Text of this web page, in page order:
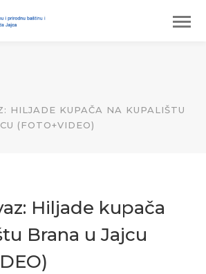
HILJADE KUPAČA NA KUPALIŠTU
(FOTO+VIDEO)
Hiljade kupača
Brana u Jajcu